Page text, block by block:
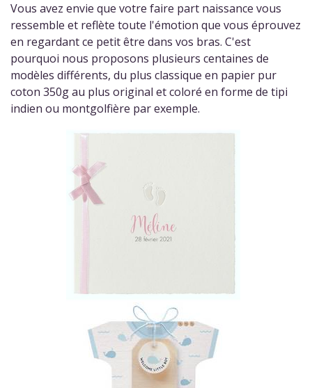
Vous avez envie que votre faire part naissance vous
ressemble et reflète toute l'émotion que vous éprouvez
en regardant ce petit être dans vos bras. C'est
pourquoi nous proposons plusieurs centaines de
modèles différents, du plus classique en papier pur
coton 350g au plus original et coloré en forme de tipi
indien ou montgolfière par exemple.